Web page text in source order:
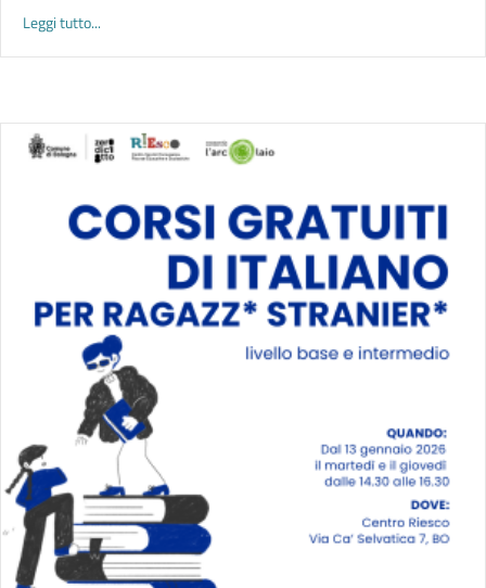
Leggi tutto...